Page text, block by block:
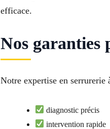
efficace.
Nos garanties
Notre expertise en serrurerie
diagnostic précis
intervention rapide